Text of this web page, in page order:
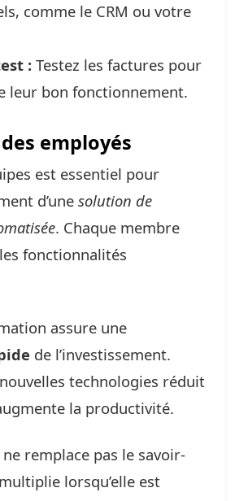
comme le CRM ou votre
: Testez les factures pour
leur bon fonctionnement.
employés
est essentiel pour
d’une solution de
. Chaque membre
fonctionnalités
assure une
de l’investissement.
technologies réduit
la productivité.
remplace pas le savoir-
lorsqu’elle est